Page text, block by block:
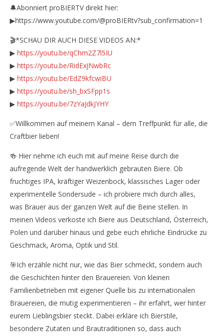
🔔Abonniert proBIERTV direkt hier:
▶https://www.youtube.com/@proBIERtv?sub_confirmation=1
🎬*SCHAU DIR AUCH DIESE VIDEOS AN:*
▶ https://youtu.be/qChm2Z7l5IU
▶ https://youtu.be/RidExJNwbRc
▶ https://youtu.be/EdZ9kfcwiBU
▶ https://youtu.be/sh_bxSFpp1s
▶ https://youtu.be/7zYaJdkJYHY
✅Willkommen auf meinem Kanal – dem Treffpunkt für alle, die
Craftbier lieben!
🍻 Hier nehme ich euch mit auf meine Reise durch die
aufregende Welt der handwerklich gebrauten Biere. Ob
fruchtiges IPA, kräftiger Weizenbock, klassisches Lager oder
experimentelle Sondersude – ich probiere mich durch alles,
was Brauer aus der ganzen Welt auf die Beine stellen. In
meinen Videos verkoste ich Biere aus Deutschland, Österreich,
Polen und darüber hinaus und gebe euch ehrliche Eindrücke zu
Geschmack, Aroma, Optik und Stil.
🎯Ich erzähle nicht nur, wie das Bier schmeckt, sondern auch
die Geschichten hinter den Brauereien. Von kleinen
Familienbetrieben mit eigener Quelle bis zu internationalen
Brauereien, die mutig experimentieren – ihr erfahrt, wer hinter
eurem Lieblingsbier steckt. Dabei erkläre ich Bierstile,
besondere Zutaten und Brautraditionen so, dass auch